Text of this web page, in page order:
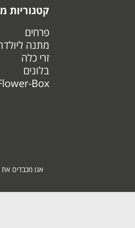
קטגוריות
פרחים
מתנה
זרי כלה
בלונים
Box
אנו מכבדים את